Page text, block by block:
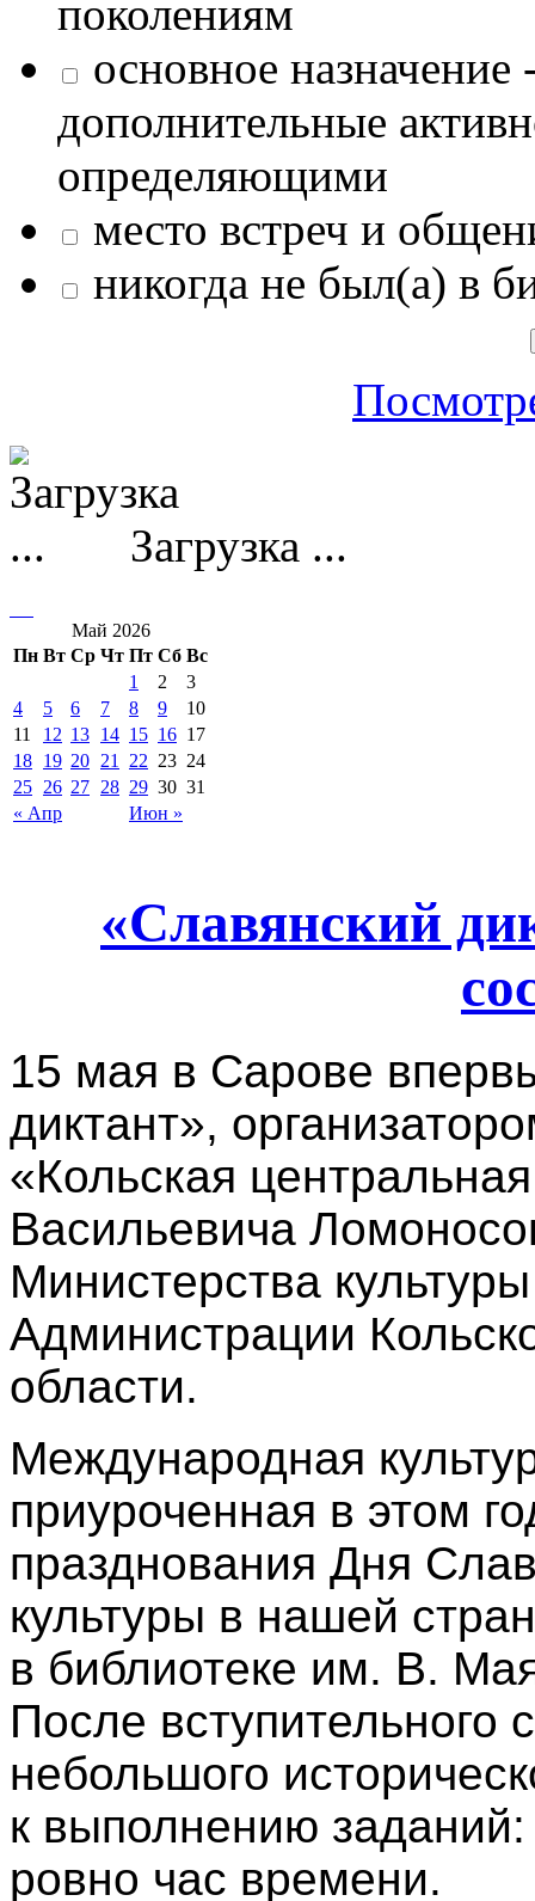
поколениям
основное назначение
дополнительные
определяющими
место встреч и
никогда не был(а) в
Загрузка ...
Май 2026
Пн Вт Ср Чт Пт Сб Вс
« Апр Июн »
1 2
3
4
5 6 7 8 9
10
11
12 13 14 15 16 17
18 19 20 21 22 23 24
25 26 27 28 29 30 31
«Славянский
15 мая в Сарове
диктант»,
«Кольская
Васильевича
Министерства
Администрации
области.
Международная
приуроченная в этом
празднования Дня
культуры в нашей
в библиотеке им. В.
После вступительного
небольшого
к выполнению
ровно час времени.